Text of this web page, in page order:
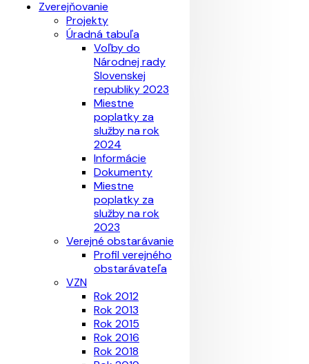
Zverejňovanie
Projekty
Úradná tabuľa
Voľby do
Národnej rady
Slovenskej
republiky 2023
Miestne
poplatky za
služby na rok
2024
Informácie
Dokumenty
Miestne
poplatky za
služby na rok
2023
Verejné obstarávanie
Profil verejného
obstarávateľa
VZN
Rok 2012
Rok 2013
Rok 2015
Rok 2016
Rok 2018